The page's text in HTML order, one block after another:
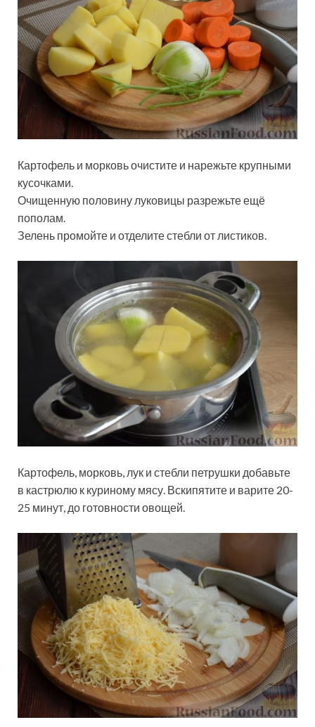
Картофель и морковь очистите и нарежьте крупными
кусочками.
Очищенную половину луковицы разрежьте ещё
пополам.
Зелень промойте и отделите стебли от листиков.
Картофель, морковь, лук и стебли петрушки добавьте
в кастрюлю к куриному мясу. Вскипятите и варите 20-
25 минут, до готовности овощей.